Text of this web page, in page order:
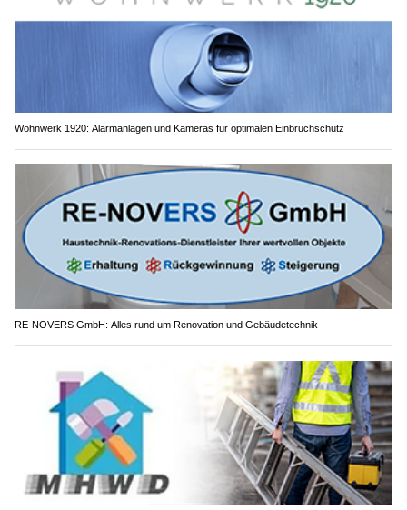
Wohnwerk 1920: Alarmanlagen und Kameras für optimalen Einbruchschutz
RE-NOVERS GmbH: Alles rund um Renovation und Gebäudetechnik